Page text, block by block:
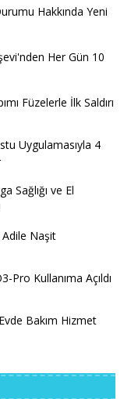
Hakkında Yeni
Her Gün 10
Füzelerle İlk Saldırı
Uygulamasıyla 4
Sağlığı ve El
Adile Naşit
Pro Kullanıma Açıldı
Bakım Hizmet